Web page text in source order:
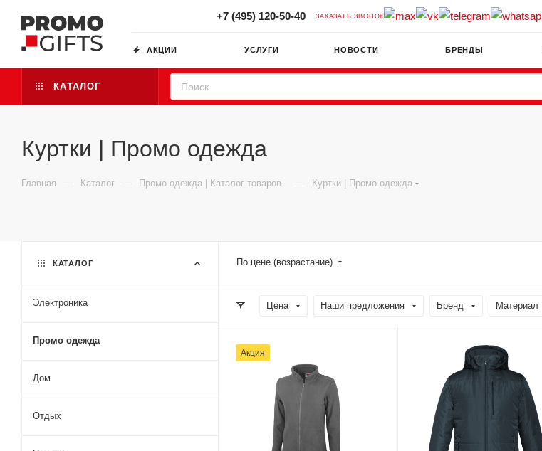
+7 (495) 120-50-40 ЗАКАЗАТЬ ЗВОНОК
АКЦИИ УСЛУГИ НОВОСТИ БРЕНДЫ
КАТАЛОГ
Куртки | Промо одежда
Главная — Каталог — Промо одежда | Каталог товаров — Куртки | Промо одежда
По цене (возрастание)
Цена Наши предложения Бренд Материал
Акция
КАТАЛОГ
Электроника
Промо одежда
Дом
Отдых